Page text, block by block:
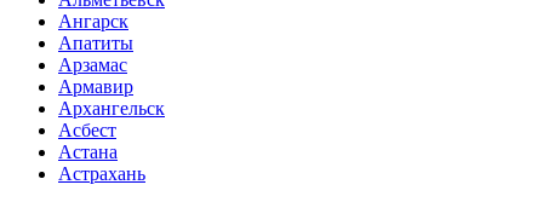
Ангарск
Апатиты
Арзамас
Армавир
Архангельск
Асбест
Астана
Астрахань